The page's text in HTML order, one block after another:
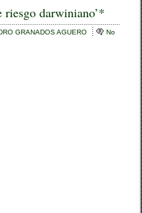
riesgo darwiniano’*
GRANADOS AGUERO
No